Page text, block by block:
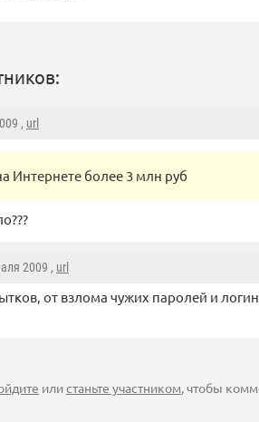
, url
Интернете более 3 млн руб
2009 , url
от взлома чужих паролей и
илистаньте участником, чтобы